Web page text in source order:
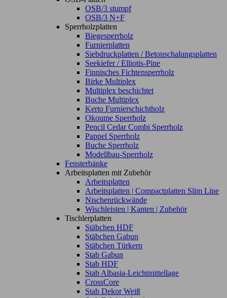
OSB/3 stumpf
OSB/3 N+F
Sperrholzplatten
Biegesperrholz
Furnierplatten
Siebdruckplatten / Betonschalungsplatten
Seekiefer / Elliotis-Pine
Finnisches Fichtensperrholz
Birke Multiplex
Multiplex beschichtet
Buche Multiplex
Kerto Furnierschichtholz
Okoume Sperrholz
Pencil Cedar Combi Sperrholz
Pappel Sperrholz
Buche Sperrholz
Modellbau-Sperrholz
Fensterbänke
Arbeitsplatten mit Zubehör
Arbeitsplatten
Arbeitsplatten | Compactplatten Slim Line
Nischenrückwände
Wischleisten | Kanten | Zubehör
Tischlerplatten
Stäbchen HDF
Stäbchen Gabun
Stäbchen Türkern
Stab Gabun
Stab HDF
Stab Albasia-Leichtmittellage
CrossCore
Stab Dekor Weiß